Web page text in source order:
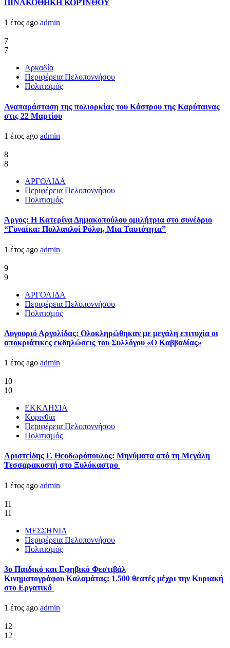
ΠΙΝΑΚΟΘΗΚΗ ΚΟΡΊΝΘΟΥ
1 έτος ago admin
7
7
Αρκαδία
Περιφέρεια Πελοποννήσου
Πολιτισμός
Αναπαράσταση της πολιορκίας του Κάστρου της Καρύταινας
στις 22 Μαρτίου
1 έτος ago admin
8
8
ΑΡΓΟΛΙΔΑ
Περιφέρεια Πελοποννήσου
Πολιτισμός
Άργος: Η Κατερίνα Δημακοπούλου ομιλήτρια στο συνέδριο
“Γυναίκα: Πολλαπλοί Ρόλοι, Μια Ταυτότητα”
1 έτος ago admin
9
9
ΑΡΓΟΛΙΔΑ
Περιφέρεια Πελοποννήσου
Πολιτισμός
Λυγουριό Αργολίδας: Ολοκληρώθηκαν με μεγάλη επιτυχία οι
αποκριάτικες εκδηλώσεις του Συλλόγου «Ο Καββαδίας»
1 έτος ago admin
10
10
ΕΚΚΛΗΣΙΑ
Κορινθία
Περιφέρεια Πελοποννήσου
Πολιτισμός
Αριστείδης Γ. Θεοδωρόπουλος: Μηνύματα από τη Μεγάλη
Τεσσαρακοστή στο Ξυλόκαστρο
1 έτος ago admin
11
11
ΜΕΣΣΗΝΙΑ
Περιφέρεια Πελοποννήσου
Πολιτισμός
3ο Παιδικό και Εφηβικό Φεστιβάλ
Κινηματογράφου Καλαμάτας: 1.500 θεατές μέχρι την Κυριακή
στο Εργατικό
1 έτος ago admin
12
12